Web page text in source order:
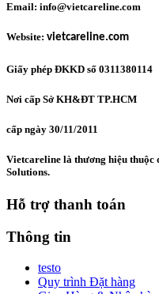
Email: info@vietcareline.com
Website: vietcareline.com
Giấy phép ĐKKD số 0311380114
Nơi cấp Sở KH&ĐT TP.HCM
cấp ngày 30/11/2011
Vietcareline là thương hiệu thuộc
Solutions.
Hỗ trợ thanh toán
Thông tin
testo
Quy trình Đặt hàng